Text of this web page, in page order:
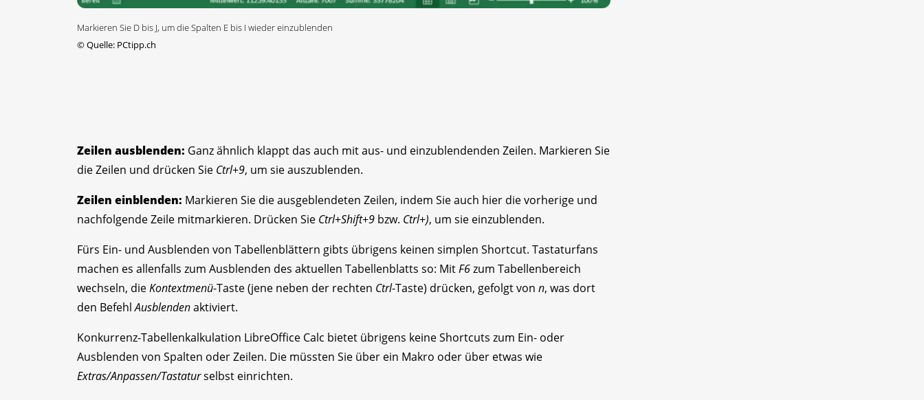
Markieren Sie D bis J, um die Spalten E bis I wieder einzublenden
©Quelle: PCtipp.ch
Zeilen ausblenden: Ganz ähnlich klappt das auch mit aus- und einzublendenden Zeilen. Markieren Sie
die Zeilen und drücken Sie Ctrl+9, um sie auszublenden.
Zeilen einblenden: Markieren Sie die ausgeblendeten Zeilen, indem Sie auch hier die vorherige und
nachfolgende Zeile mitmarkieren. Drücken Sie Ctrl+Shift+9 bzw. Ctrl+), um sie einzublenden.
Fürs Ein- und Ausblenden von Tabellenblättern gibts übrigens keinen simplen Shortcut. Tastaturfans
machen es allenfalls zum Ausblenden des aktuellen Tabellenblatts so: MitF6zum Tabellenbereich
wechseln, dieKontextmenü-Taste (jene neben der rechten Ctrl-Taste) drücken, gefolgt von n, was dort
den BefehlAusblendenaktiviert.
Konkurrenz-Tabellenkalkulation LibreOffice Calc bietet übrigens keine Shortcuts zum Ein- oder
Ausblenden von Spalten oder Zeilen. Die müssten Sie über ein Makro oder über etwas wie
Extras/Anpassen/Tastaturselbst einrichten.